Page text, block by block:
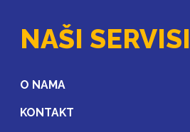
NAŠI SERVISI
O NAMA
KONTAKT